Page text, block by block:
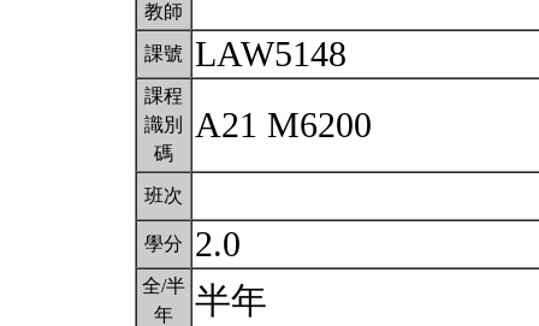
教師
課號 LAW5148
課程
識別
碼
A21 M6200
班次
學分 2.0
全/半
年
半年